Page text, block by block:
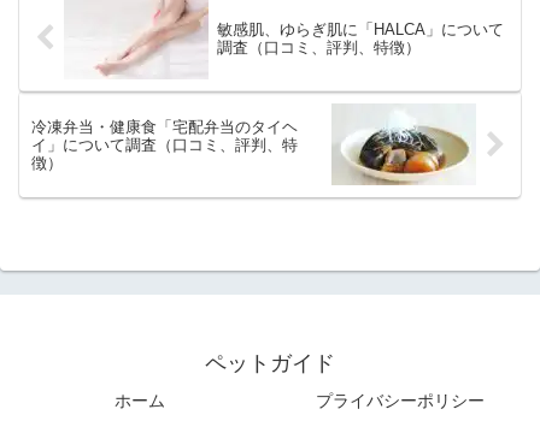
敏感肌、ゆらぎ肌に「HALCA」について
調査（口コミ、評判、特徴）
冷凍弁当・健康食「宅配弁当のタイヘ
イ」について調査（口コミ、評判、特
徴）
ペットガイド
ホーム プライバシーポリシー